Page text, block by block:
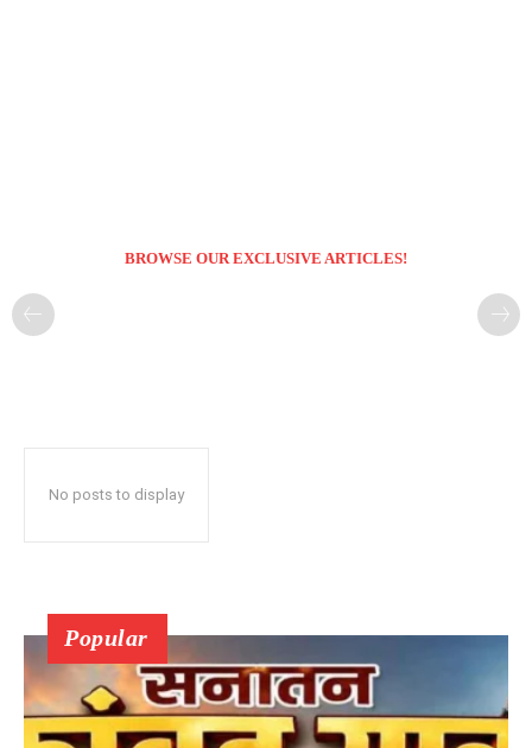
BROWSE OUR EXCLUSIVE ARTICLES!
No posts to display
Popular